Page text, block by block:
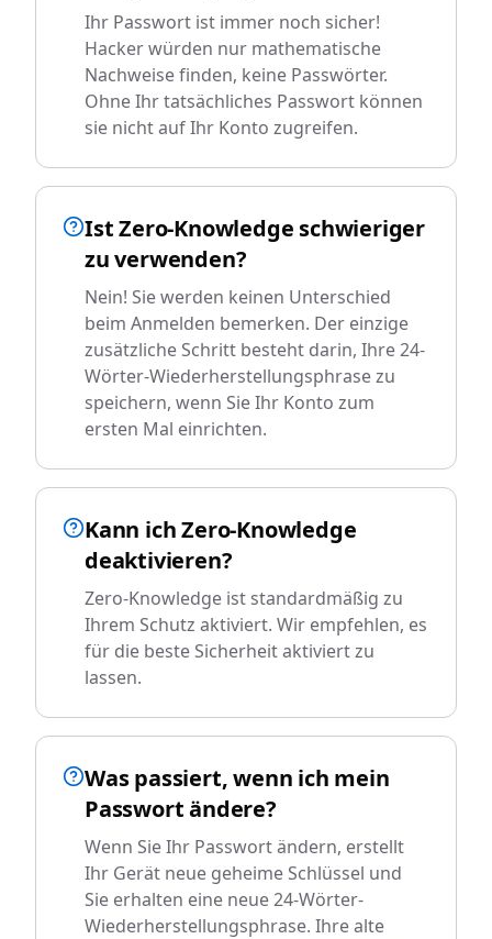
Ihr Passwort ist immer noch sicher!
Hacker würden nur mathematische
Nachweise finden, keine Passwörter.
Ohne Ihr tatsächliches Passwort können
sie nicht auf Ihr Konto zugreifen.
Ist Zero-Knowledge schwieriger
zu verwenden?
Nein! Sie werden keinen Unterschied
beim Anmelden bemerken. Der einzige
zusätzliche Schritt besteht darin, Ihre 24-
Wörter-Wiederherstellungsphrase zu
speichern, wenn Sie Ihr Konto zum
ersten Mal einrichten.
Kann ich Zero-Knowledge
deaktivieren?
Zero-Knowledge ist standardmäßig zu
Ihrem Schutz aktiviert. Wir empfehlen, es
für die beste Sicherheit aktiviert zu
lassen.
Was passiert, wenn ich mein
Passwort ändere?
Wenn Sie Ihr Passwort ändern, erstellt
Ihr Gerät neue geheime Schlüssel und
Sie erhalten eine neue 24-Wörter-
Wiederherstellungsphrase. Ihre alte